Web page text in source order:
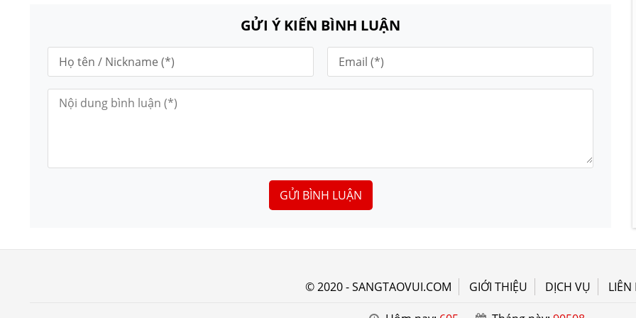
GỬI Ý KIẾN BÌNH LUẬN
GỬI BÌNH LUẬN
© 2020 - SANGTAOVUI.COM GIỚI THIỆU DỊCH VỤ LIÊN